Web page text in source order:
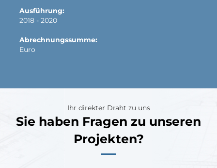
Ausführung:
2018 - 2020
Abrechnungssumme:
Euro
Ihr direkter Draht zu uns
Sie haben Fragen zu unseren
Projekten?